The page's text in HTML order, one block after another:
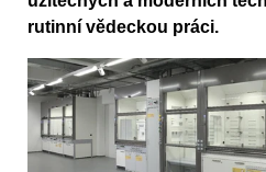
rutinní vědeckou práci.